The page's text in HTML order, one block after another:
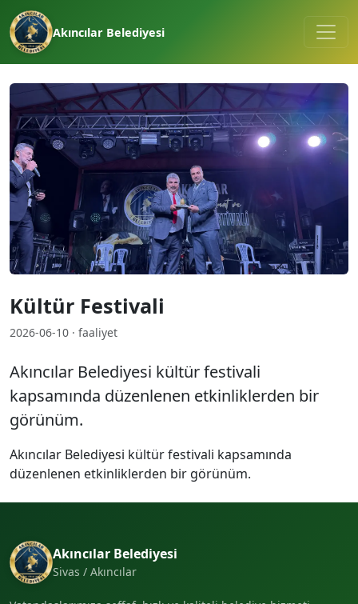
Akıncılar Belediyesi
Kültür Festivali
2026-06-10 · faaliyet
Akıncılar Belediyesi kültür festivali
kapsamında düzenlenen etkinliklerden bir
görünüm.
Akıncılar Belediyesi kültür festivali kapsamında
düzenlenen etkinliklerden bir görünüm.
Akıncılar Belediyesi
Sivas / Akıncılar